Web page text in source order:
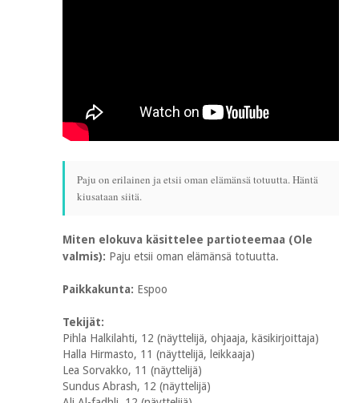
Paju on erilainen ja etsii oman elämänsä totuutta. Häntä
kiusataan siitä.
Miten elokuva käsittelee partioteemaa (Ole
valmis): Paju etsii oman elämänsä totuutta.
Paikkakunta: Espoo
Tekijät:
Pihla Halkilahti, 12 (näyttelijä, ohjaaja, käsikirjoittaja)
Halla Hirmasto, 11 (näyttelijä, leikkaaja)
Lea Sorvakko, 11 (näyttelijä)
Sundus Abrash, 12 (näyttelijä)